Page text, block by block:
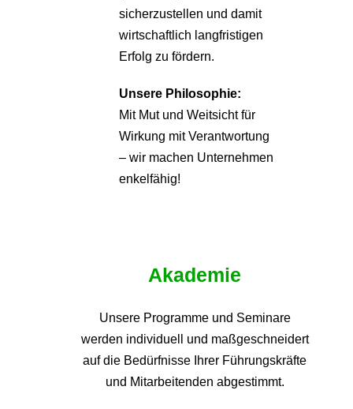
sicherzustellen und damit
wirtschaftlich langfristigen
Erfolg zu fördern.
Unsere Philosophie:
Mit Mut und Weitsicht für
Wirkung mit Verantwortung
– wir machen Unternehmen
enkelfähig!
Akademie
Unsere Programme und Seminare
werden individuell und maßgeschneidert
auf die Bedürfnisse Ihrer Führungskräfte
und Mitarbeitenden abgestimmt.